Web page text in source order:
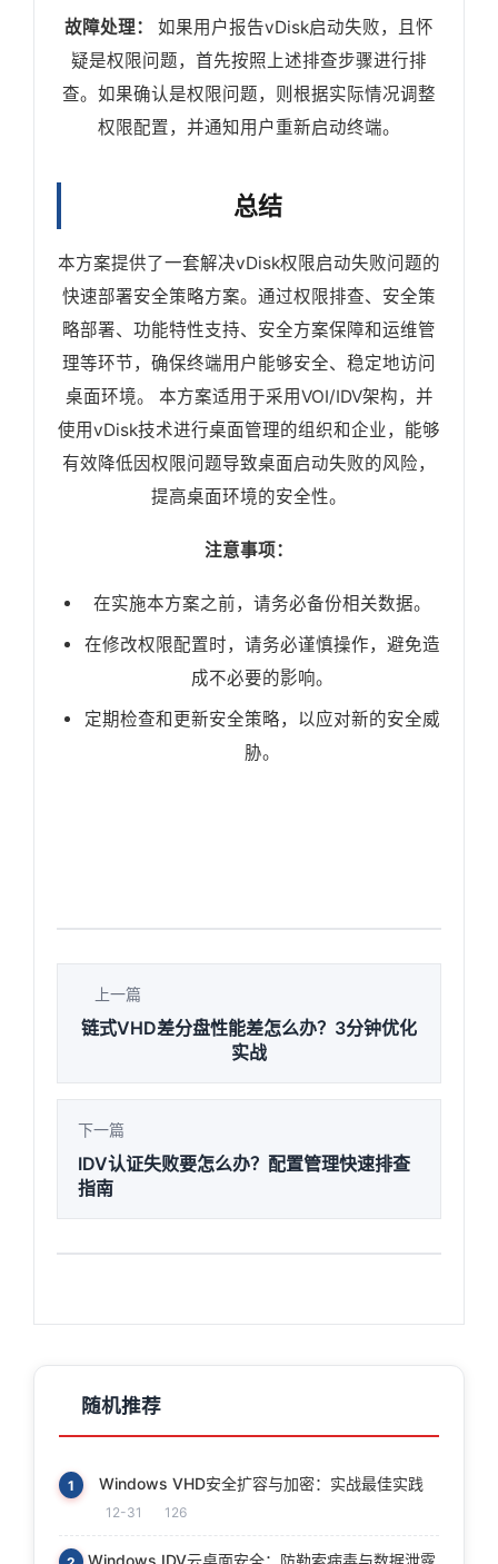
故障处理：
如果用户报告vDisk启动失败，且怀
疑是权限问题，首先按照上述排查步骤进行排
查。如果确认是权限问题，则根据实际情况调整
权限配置，并通知用户重新启动终端。
总结
本方案提供了一套解决vDisk权限启动失败问题的
快速部署安全策略方案。通过权限排查、安全策
略部署、功能特性支持、安全方案保障和运维管
理等环节，确保终端用户能够安全、稳定地访问
桌面环境。 本方案适用于采用VOI/IDV架构，并
使用vDisk技术进行桌面管理的组织和企业，能够
有效降低因权限问题导致桌面启动失败的风险，
提高桌面环境的安全性。
注意事项：
在实施本方案之前，请务必备份相关数据。
在修改权限配置时，请务必谨慎操作，避免造
成不必要的影响。
定期检查和更新安全策略，以应对新的安全威
胁。
上一篇
链式VHD差分盘性能差怎么办？3分钟优化
实战
下一篇
IDV认证失败要怎么办？配置管理快速排查
指南
随机推荐
1 Windows VHD安全扩容与加密：实战最佳实践
12-31 126
Windows IDV云桌面安全：防勒索病毒与数据泄露